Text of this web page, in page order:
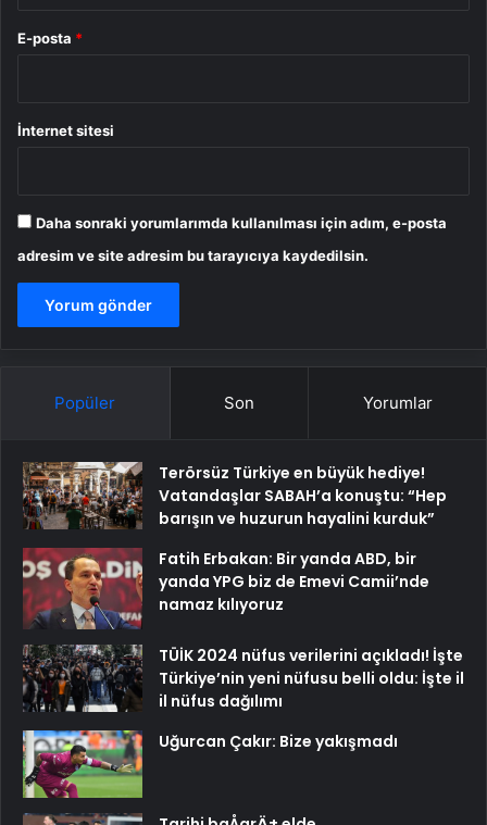
E-posta *
İnternet sitesi
Daha sonraki yorumlarımda kullanılması için adım, e-posta
adresim ve site adresim bu tarayıcıya kaydedilsin.
Popüler Son Yorumlar
Terörsüz Türkiye en büyük hediye!
Vatandaşlar SABAH’a konuştu: “Hep
barışın ve huzurun hayalini kurduk”
Fatih Erbakan: Bir yanda ABD, bir
yanda YPG biz de Emevi Camii’nde
namaz kılıyoruz
TÜİK 2024 nüfus verilerini açıkladı! İşte
Türkiye’nin yeni nüfusu belli oldu: İşte il
il nüfus dağılımı
Uğurcan Çakır: Bize yakışmadı